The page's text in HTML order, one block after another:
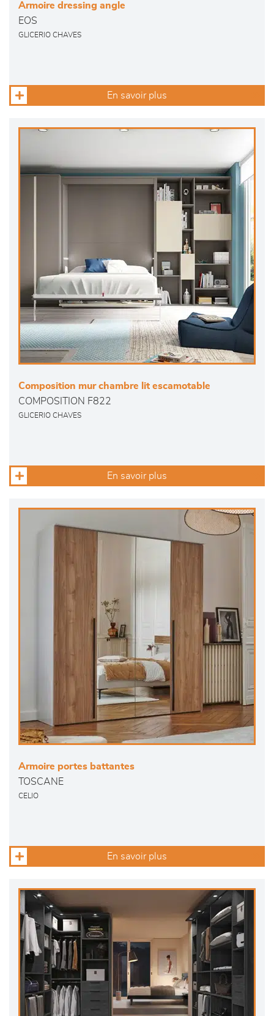
Armoire dressing angle
EOS
GLICERIO CHAVES
En savoir plus
Composition mur chambre lit escamotable
COMPOSITION F822
GLICERIO CHAVES
En savoir plus
Armoire portes battantes
TOSCANE
CELIO
En savoir plus